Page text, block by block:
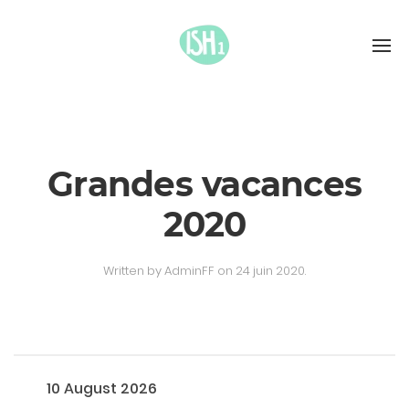
Grandes vacances
2020
Written byAdminFF on 24 juin 2020.
10 August 2026